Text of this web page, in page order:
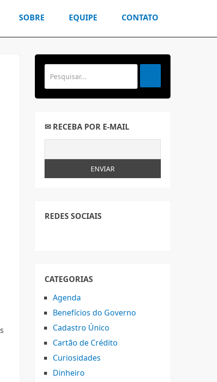
SOBRE EQUIPE CONTATO
✉ RECEBA POR E-MAIL
REDES SOCIAIS
CATEGORIAS
Agenda
Benefícios do Governo
Cadastro Único
Cartão de Crédito
Curiosidades
Dinheiro